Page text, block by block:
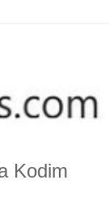
Kodim